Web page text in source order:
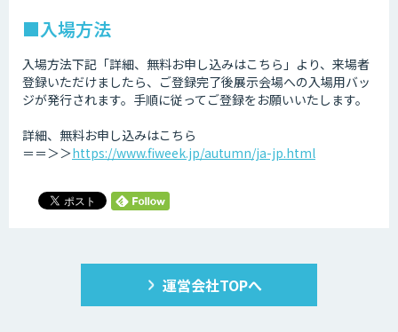
■入場方法
入場方法下記「詳細、無料お申し込みはこちら」より、来場者
登録いただけましたら、ご登録完了後展示会場への入場用バッ
ジが発行されます。手順に従ってご登録をお願いいたします。
詳細、無料お申し込みはこちら
＝＝＞＞https://www.fiweek.jp/autumn/ja-jp.html
運営会社TOPへ